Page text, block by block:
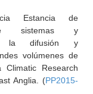
Estancia de
sistemas y
la difusión y
volúmenes de
Research
Anglia. (PP2015-